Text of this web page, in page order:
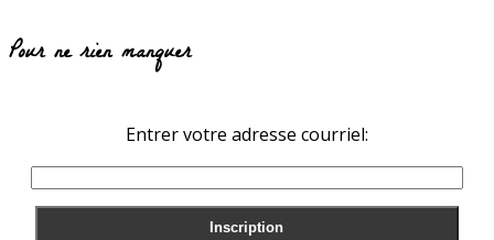
Pour ne rien manquer
Entrer votre adresse courriel: